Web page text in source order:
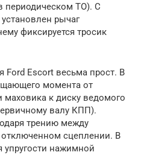
периодическом ТО). С
рычаг
фиксируется тросик
Ford Escort весьма прост. В
момента от
маховика к диску ведомого
валу КПП).
трению между
сцеплении. В
упругости нажимной